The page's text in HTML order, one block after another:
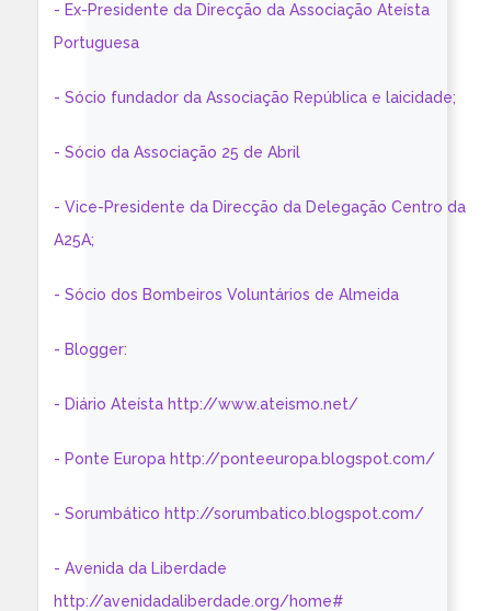
- Ex-Presidente da Direcção da Associação Ateísta
Portuguesa
- Sócio fundador da Associação República e laicidade;
- Sócio da Associação 25 de Abril
- Vice-Presidente da Direcção da Delegação Centro da
A25A;
- Sócio dos Bombeiros Voluntários de Almeida
- Blogger:
- Diário Ateísta http://www.ateismo.net/
- Ponte Europa http://ponteeuropa.blogspot.com/
- Sorumbático http://sorumbatico.blogspot.com/
- Avenida da Liberdade
http://avenidadaliberdade.org/home#